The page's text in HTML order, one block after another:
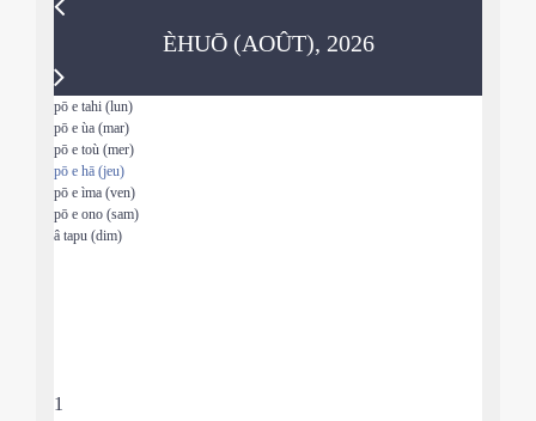
ÈHUŌ (AOÛT), 2026
pō e tahi (lun)
pō e ùa (mar)
pō e toù (mer)
pō e hā (jeu)
pō e ìma (ven)
pō e ono (sam)
â tapu (dim)
1